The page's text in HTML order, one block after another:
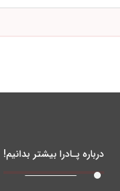
درباره پـادرا بیشتر بدانیم!